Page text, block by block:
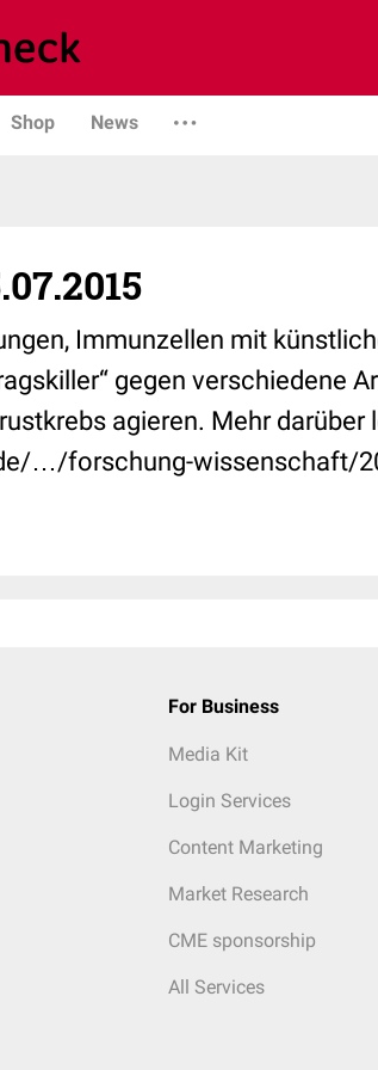
Shop News
Immunzellen mit
gegen verschiedene
agieren. Mehr darüber
…/forschung-wissenschaft/
For Business
Media Kit
Login Services
Content Marketing
Market Research
CME sponsorship
All Services